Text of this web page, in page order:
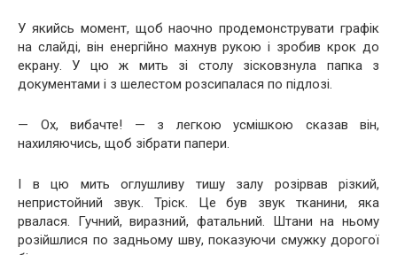
У якийсь момент, щоб наочно продемонструвати графік
на слайді, він енергійно махнув рукою і зробив крок до
екрану. У цю ж мить зі столу зісковзнула папка з
документами і з шелестом розсипалася по підлозі.
— Ох, вибачте! — з легкою усмішкою сказав він,
нахиляючись, щоб зібрати папери.
І в цю мить оглушливу тишу залу розірвав різкий,
непристойний звук. Тріск. Це був звук тканини, яка
рвалася. Гучний, виразний, фатальний. Штани на ньому
розійшлися по задньому шву, показуючи смужку дорогої